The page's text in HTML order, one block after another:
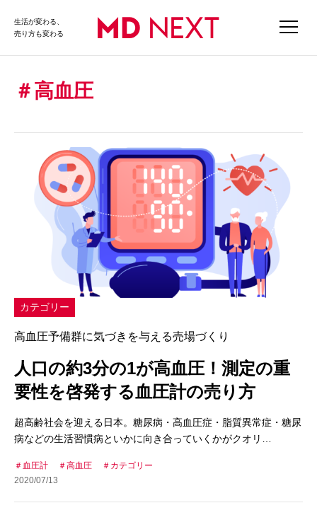
生活が変わる、
売り方も変わる
高血圧
カテゴリー
高血圧予備群に気づきを与える売場づくり
人口の約3分の1が高血圧！測定の重
要性を啓発する血圧計の売り方
超高齢社会を迎える日本。糖尿病・高血圧症・脂質異常症・糖尿
病などの生活習慣病といかに向き合っていくかがクオリ…
血圧計 高血圧
カテゴリー
2020/07/13